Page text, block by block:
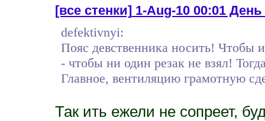
[все стенки]1-Aug-10 00:01 День
defektivnyi:
Пояс девственника носить! Чтобы
- чтобы ни один резак не взял!
Главное, вентиляцию грамотную
Так ить ежели не сопреет,